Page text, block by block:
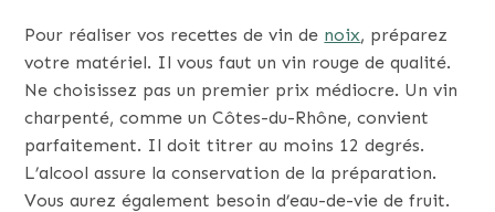
Pour réaliser vos recettes de vin de noix, préparez
votre matériel. Il vous faut un vin rouge de qualité.
Ne choisissez pas un premier prix médiocre. Un vin
charpenté, comme un Côtes-du-Rhône, convient
parfaitement. Il doit titrer au moins 12 degrés.
L’alcool assure la conservation de la préparation.
Vous aurez également besoin d’eau-de-vie de fruit.